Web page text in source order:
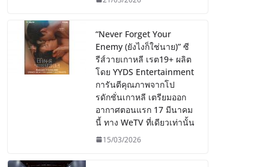
“Never Forget Your
Enemy (ยังไงก็ใช่นาย)” ซี
รีส์วายเกาหลี เรต19+ ผลิต
โดย YYDS Entertainment
การันตีคุณภาพจากโป
รดักชั่นเกาหลี เตรียมออก
อากาศตอนแรก 17 มีนาคม
นี้ ทาง WeTV ที่เดียวเท่านั้น
15/03/2026